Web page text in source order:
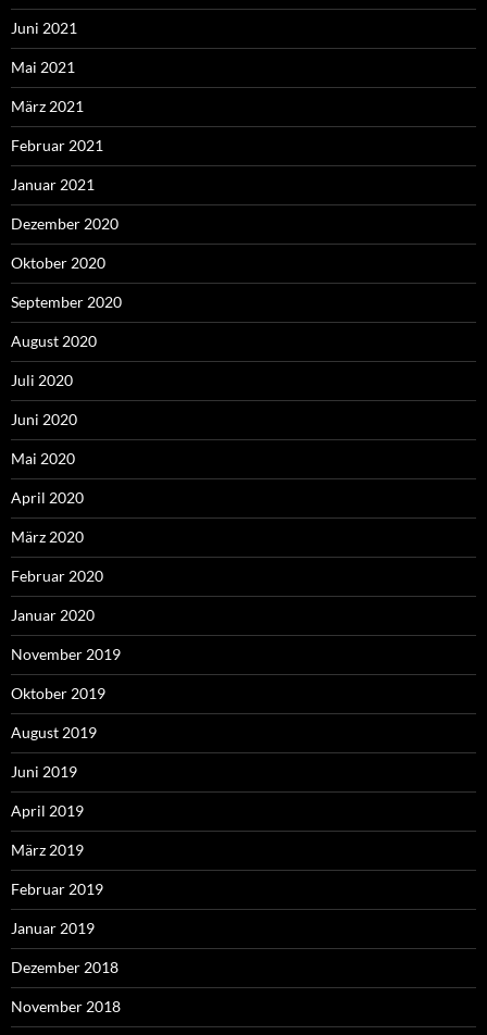
Juni 2021
Mai 2021
März 2021
Februar 2021
Januar 2021
Dezember 2020
Oktober 2020
September 2020
August 2020
Juli 2020
Juni 2020
Mai 2020
April 2020
März 2020
Februar 2020
Januar 2020
November 2019
Oktober 2019
August 2019
Juni 2019
April 2019
März 2019
Februar 2019
Januar 2019
Dezember 2018
November 2018